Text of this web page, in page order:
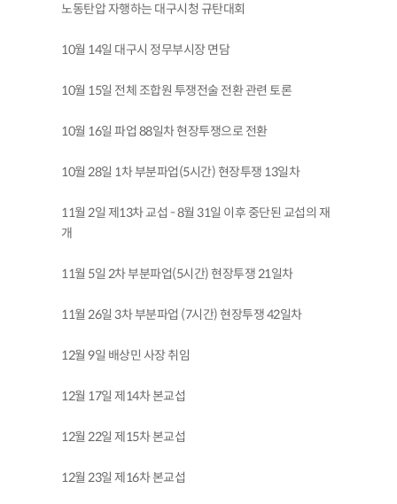
노동탄압 자행하는 대구시청 규탄대회
10월 14일 대구시 정무부시장 면담
10월 15일 전체 조합원 투쟁전술 전환 관련 토론
10월 16일 파업 88일차 현장투쟁으로 전환
10월 28일 1차 부분파업(5시간) 현장투쟁 13일차
11월 2일 제13차 교섭 - 8월 31일 이후 중단된 교섭의 재
개
11월 5일 2차 부분파업(5시간) 현장투쟁 21일차
11월 26일 3차 부분파업 (7시간) 현장투쟁 42일차
12월 9일 배상민 사장 취임
12월 17일 제14차 본교섭
12월 22일 제15차 본교섭
12월 23일 제16차 본교섭